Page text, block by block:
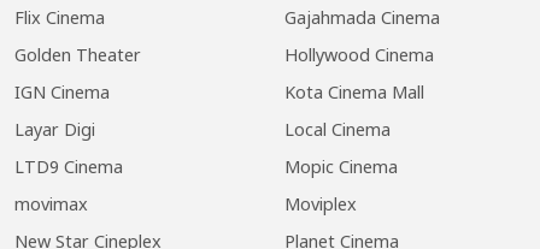
Flix Cinema
Gajahmada Cinema
Golden Theater
Hollywood Cinema
IGN Cinema
Kota Cinema Mall
Layar Digi
Local Cinema
LTD9 Cinema
Mopic Cinema
movimax
Moviplex
New Star Cineplex
Planet Cinema